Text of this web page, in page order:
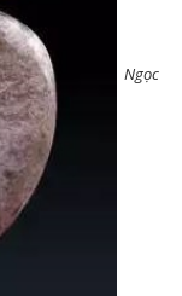
Ngọc